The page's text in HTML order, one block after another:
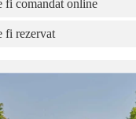
fi comandat online
fi rezervat